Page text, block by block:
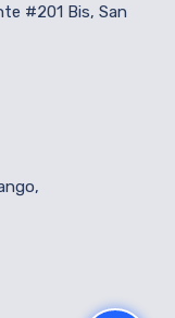
#201 Bis, San